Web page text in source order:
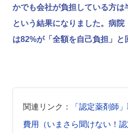
かでも会社が負担している方は
という結果になりました。病
は82%が「全額を自己負担」と
関連リンク： 「認定薬剤師
費用（いまさら聞けない！認